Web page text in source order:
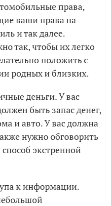
права,
ваши права на
и так далее.
так, чтобы их легко
положить с
родных и близких.
деньги. У вас
быть запас денег,
и авто. У вас должна
нужно обговорить
экстренной
к информации.